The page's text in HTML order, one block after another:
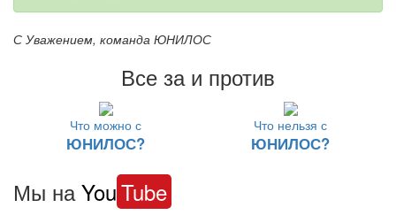
С Уважением, команда ЮНИЛОС
Все за и против
Что можно с
ЮНИЛОС?
Что нельзя с
ЮНИЛОС?
Мы наYouTube